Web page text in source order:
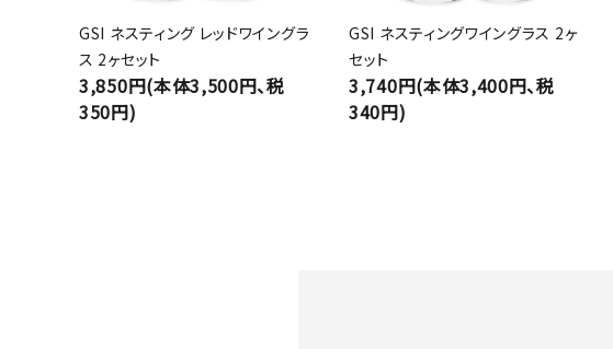
GSI ネスティング レッドワイングラ
ス 2ヶセット
3,850円(本体3,500円、税
350円)
GSI ネスティングワイングラス 2ヶ
セット
3,740円(本体3,400円、税
340円)